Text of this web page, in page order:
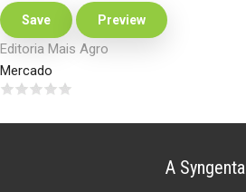
Editoria Mais Agro
Mercado
A Syngenta